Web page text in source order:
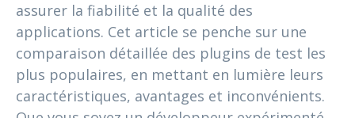
assurer la fiabilité et la qualité des
applications. Cet article se penche sur une
comparaison détaillée des plugins de test les
plus populaires, en mettant en lumière leurs
caractéristiques, avantages et inconvénients.